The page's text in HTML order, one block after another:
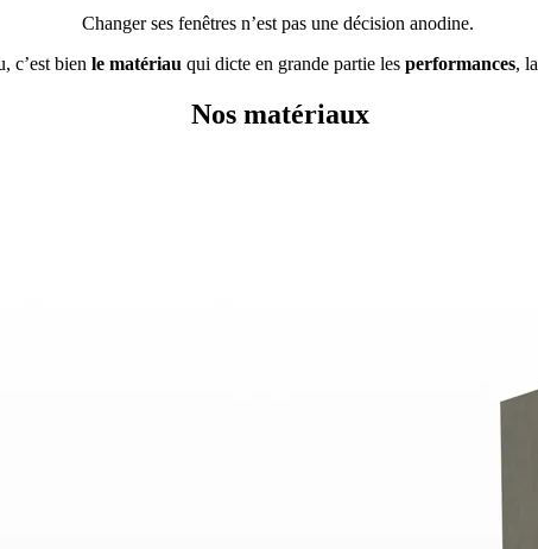
Changer ses fenêtres n’est pas une décision anodine.
c’est bien le matériau qui dicte en grande partie les performances, la
Nos matériaux